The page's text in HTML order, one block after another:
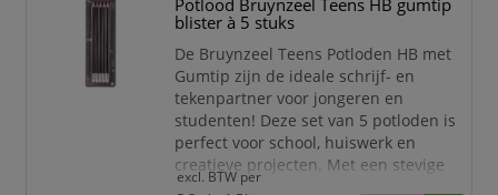
Zacht, anti-slip oppervlak en
hoge breukvastheid.
Potlood Bruynzeel Teens HB gumtip
blister à 5 stuks
De Bruynzeel Teens Potloden HB met
Gumtip zijn de ideale schrijf- en
tekenpartner voor jongeren en
studenten! Deze set van 5 potloden is
perfect voor school, huiswerk en
creatieve projecten. Met een stevige
HB-graad zijn deze potloden veelzijdig
excl. BTW per